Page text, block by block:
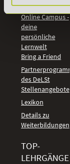
Check
Online Campus -
deine
persönliche
Lernwelt
Bring a Friend
Partnerprogramm
des DeLSt
Stellenangebote
Lexikon
Details zu
Weiterbildungen
TOP-
LEHRGÄNGE